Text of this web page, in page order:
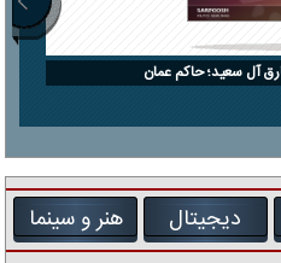
آل سعید؛ حاکم عمان
دیجیتال هنر و سینما